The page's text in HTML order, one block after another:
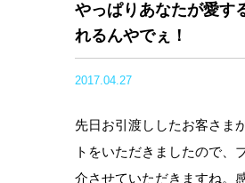
やっぱりあなたが愛す
れるんやでぇ！
2017.04.27
先日お引渡ししたお客さま
トをいただきましたので、
介させていただきますね。